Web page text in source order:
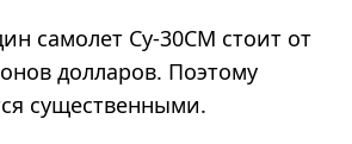
самолет Су-30СМ стоит от
долларов. Поэтому
существенными.